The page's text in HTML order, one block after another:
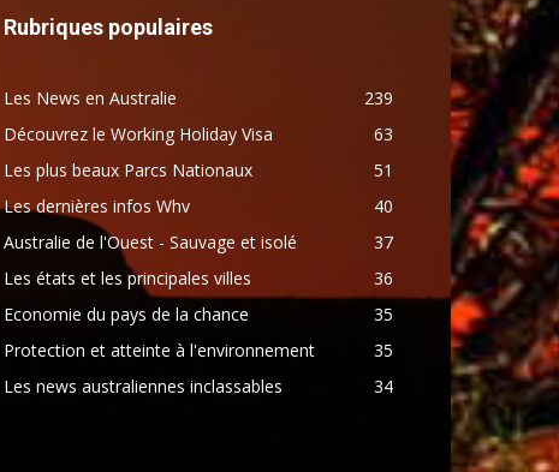
Rubriques populaires
Les News en Australie
239
Découvrez le Working Holiday Visa
63
Les plus beaux Parcs Nationaux
51
Les dernières infos Whv
40
Australie de l'Ouest - Sauvage et isolé
37
Les états et les principales villes
36
Economie du pays de la chance
35
Protection et atteinte à l'environnement
35
Les news australiennes inclassables
34